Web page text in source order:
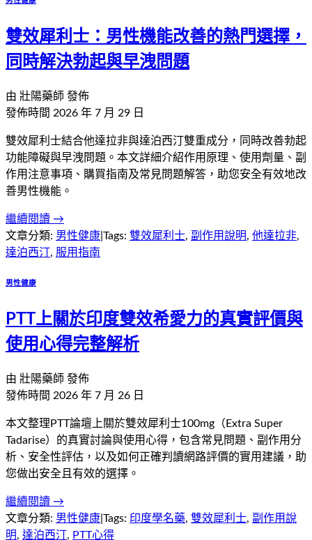
雙效犀利士：男性機能改善的熱門選擇，
同時解決勃起與早洩問題
由 壯陽藥師 發佈
發佈時間 2026 年 7 月 29 日
雙效犀利士結合他達拉非與達泊西汀雙重成分，同時改善勃起
功能障礙與早洩問題。本文詳細介紹作用原理、使用劑量、副
作用注意事項、購買指南及常見問題解答，助您安全有效地改
善男性機能。
繼續閱讀 →
文章分類: 男性健康 Tags: 雙效犀利士, 副作用說明, 他達拉非,
達泊西汀 , 服用指南
男性健康
PTT上關於印度雙效希愛力的真實評價與
使用心得完整解析
由 壯陽藥師 發佈
發佈時間 2026 年 7 月 26 日
本文整理PTT論壇上關於雙效犀利士100mg（Extra Super
Tadarise）的真實討論與使用心得，包含常見問題、副作用分
析、安全性評估，以及如何正確判讀網路評價的實用建議，助
您做出安全且有效的選擇。
繼續閱讀 →
文章分類: 男性健康 Tags: 印度學名藥, 雙效犀利士, 副作用說
明, 達泊西汀, PTT心得